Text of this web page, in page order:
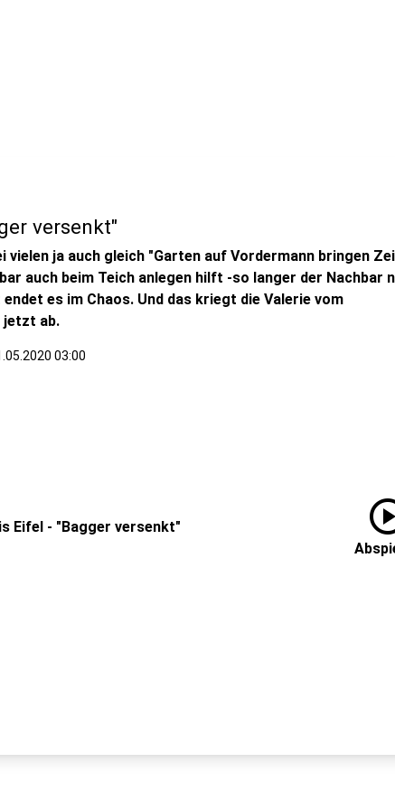
versenkt"
vielen ja auch gleich "Garten auf Vordermann bringen
auch beim Teich anlegen hilft -so langer der Nachbar
es im Chaos. Und das kriegt die Valerie vom
jetzt ab.
03:00
Eifel - "Bagger versenkt"